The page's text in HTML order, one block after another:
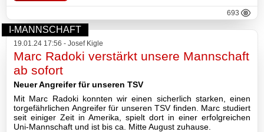
2021
2020
2019
2018
693
I-MANNSCHAFT
19.01.24 17:56 - Josef Kigle
Marc Radoki verstärkt unsere Mannschaft
ab sofort
Neuer Angreifer für unseren TSV
Mit Marc Radoki konnten wir einen sicherlich starken, einen
torgefährlichen Angreifer für unseren TSV finden. Marc studiert
seit einiger Zeit in Amerika, spielt dort in einer erfolgreichen
Uni-Mannschaft und ist bis ca. Mitte August zuhause.